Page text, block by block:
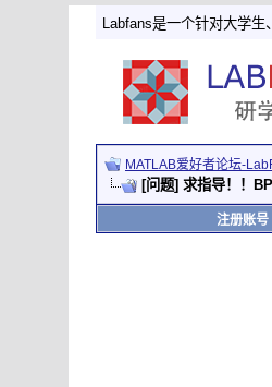
Labfans是一个针对大学
MATLAB爱好者论坛-
[问题] 求指导！！
注册账号